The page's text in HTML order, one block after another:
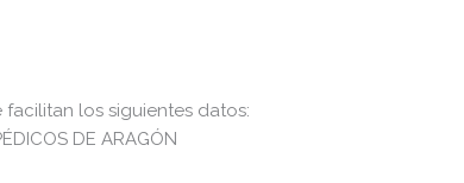
los siguientes datos:
DE ARAGÓN